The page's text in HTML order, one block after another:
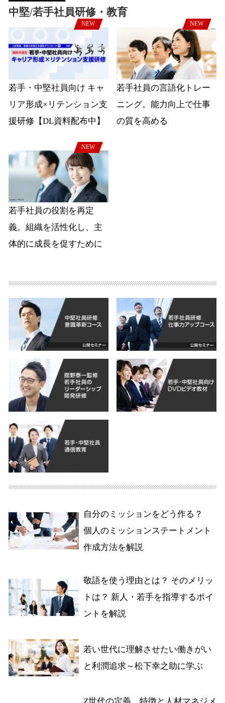
中堅/若手社員研修・教育
NEW
若手・中堅社員向け キャ
リア形成×リテンション支
援研修【DL資料配布中】
NEW
若手社員の言語化トレー
ニング。能力向上で仕事
の質を高める
NEW
若手社員の役割を再定
義。組織を活性化し、主
体的に成長を促すために
自分のミッションをどう作る？
個人のミッションステートメント
作成方法を解説
敬語を使う理由とは？ そのメリッ
トは？ 新人・若手を指導するポイ
ントを解説
若い世代に理解させたい働きがい
と利潤追求～松下幸之助に学ぶ
Z世代の定義、特徴と人材マネジメ